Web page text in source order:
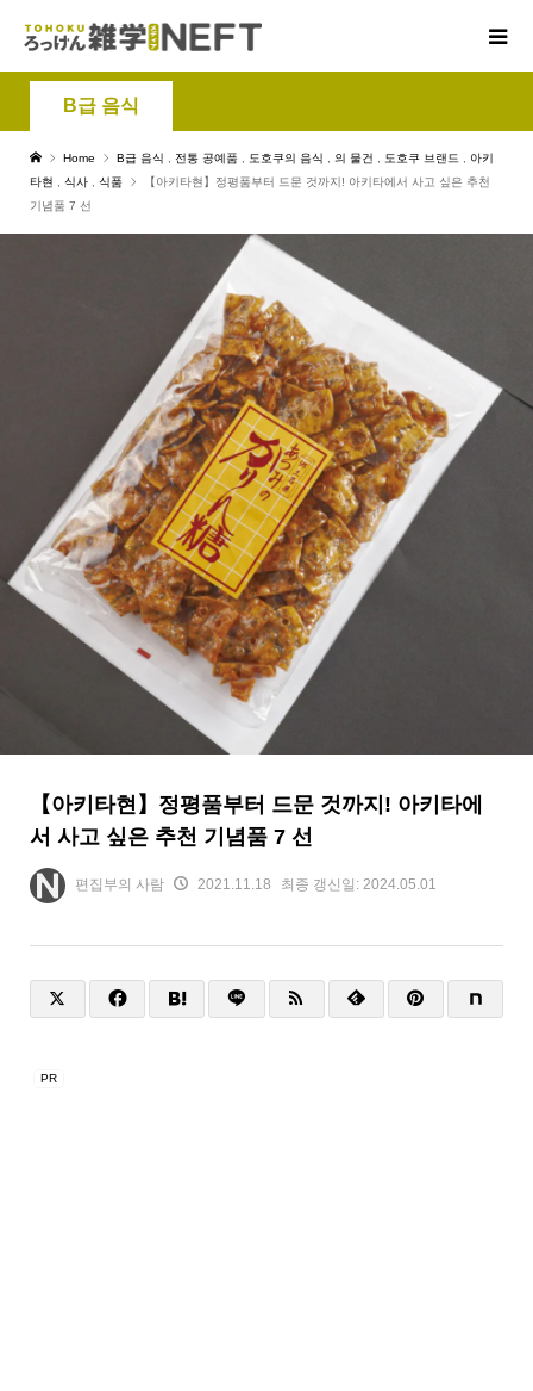
B급 음식
Home B급 음식 전통 공예품 도호쿠의 음식 의 물건 도호쿠 브랜드
아키
타현
식사 식품
【아키타현】정평품부터 드문 것까지! 아키타에서 사고 싶은 추천
기념품 7 선
【아키타현】정평품부터 드문 것까지! 아키타에
서 사고 싶은 추천 기념품 7 선
편집부의 사람 2021.11.18 최종 갱신일: 2024.05.01